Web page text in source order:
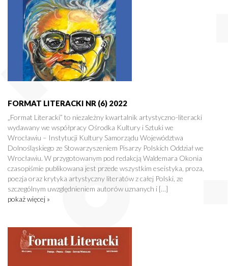
FORMAT LITERACKI NR (6) 2022
„Format Literacki” to niezależny kwartalnik artystyczno-literacki
wydawany we współpracy Ośrodka Kultury i Sztuki we
Wrocławiu – Instytucji Kultury Samorządu Województwa
Dolnośląskiego ze Stowarzyszeniem Pisarzy Polskich Oddział we
Wrocławiu. W przygotowanym pod redakcją Waldemara Okonia
czasopiśmie publikowana jest przede wszystkim eseistyka, proza,
poezja oraz krytyka artystyczny literatów z całej Polski, ze
szczególnym uwzględnieniem autorów uznanych i […]
pokaż więcej »